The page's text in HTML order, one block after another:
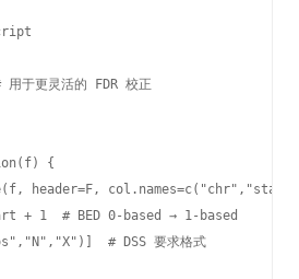
更灵活的 FDR 校正
{
header=F,
+ 1  # BED 0-based → 1-based
# DSS 要求格式